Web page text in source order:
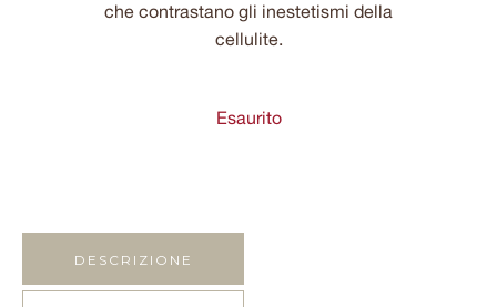
che contrastano gli inestetismi della
cellulite.
Esaurito
DESCRIZIONE